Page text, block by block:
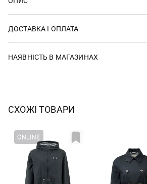
ДОСТАВКА І ОПЛАТА
НАЯВНІСТЬ В МАГАЗИНАХ
СХОЖІ ТОВАРИ